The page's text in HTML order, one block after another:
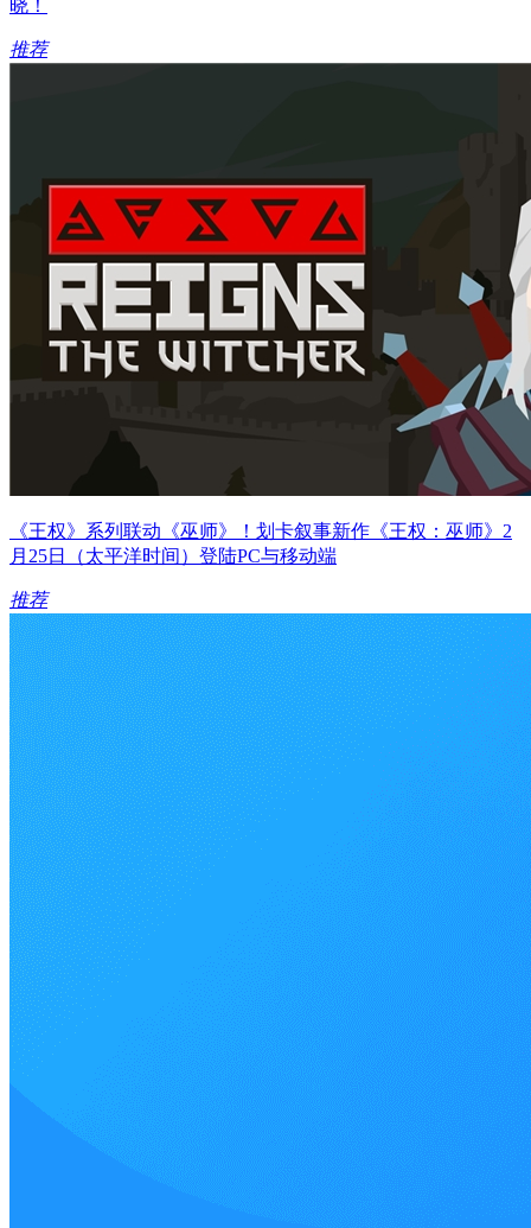
晓！
推荐
《王权》系列联动《巫师》！划卡叙事新作《王权：巫师》2
月25日（太平洋时间）登陆PC与移动端
推荐